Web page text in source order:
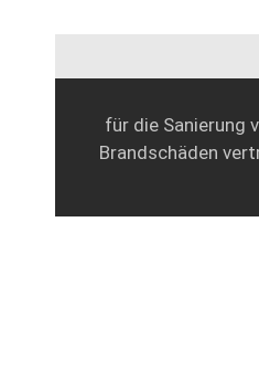
für die Sanierung
Brandschäden